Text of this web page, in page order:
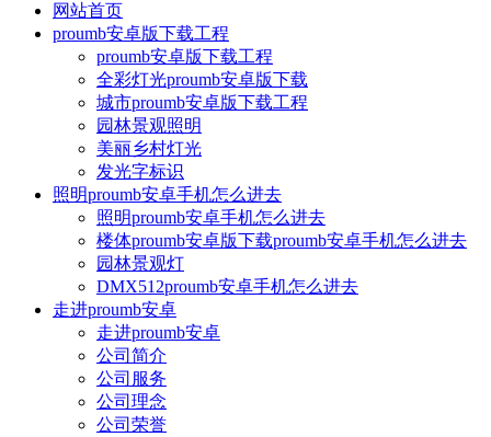
网站首页
proumb安卓版下载工程
proumb安卓版下载工程
全彩灯光proumb安卓版下载
城市proumb安卓版下载工程
园林景观照明
美丽乡村灯光
发光字标识
照明proumb安卓手机怎么进去
照明proumb安卓手机怎么进去
楼体proumb安卓版下载proumb安卓手机怎么进去
园林景观灯
DMX512proumb安卓手机怎么进去
走进proumb安卓
走进proumb安卓
公司简介
公司服务
公司理念
公司荣誉